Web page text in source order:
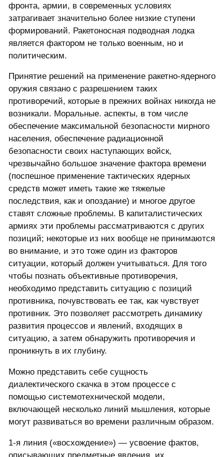
фронта, армии, в современных условиях
затрагивает значительно более низкие ступени
формирований. Ракетоносная подводная лодка
является фактором не только военным, но и
политическим.
Принятие решений на применение ракетно-ядерного
оружия связано с разрешением таких
противоречий, которые в прежних войнах никогда не
возникали. Моральные. аспекты, в том числе
обеспечение максимальной безопасности мирного
населения, обеспечение радиационной
безопасности своих наступающих войск,
чрезвычайно большое значение фактора времени
(поспешное применение тактических ядерных
средств может иметь такие же тяжелые
последствия, как и опоздание) и многое другое
ставят сложные проблемы. В капиталистических
армиях эти проблемы рассматриваются с других
позиций; некоторые из них вообще не принимаются
во внимание, и это тоже один из факторов
ситуации, который должен учитываться. Для того
чтобы познать объективные противоречия,
необходимо представить ситуацию с позиций
противника, почувствовать ее так, как чувствует
противник. Это позволяет рассмотреть динамику
развития процессов и явлений, входящих в
ситуацию, а затем обнаружить противоречия и
проникнуть в их глубину.
Можно представить себе сущность
диалектического скачка в этом процессе с
помощью системотехнической модели,
включающей несколько линий мышления, которые
могут развиваться во времени различным образом.
1-я линия («восхождение») — усвоение фактов,
описывающих предметные явления, их